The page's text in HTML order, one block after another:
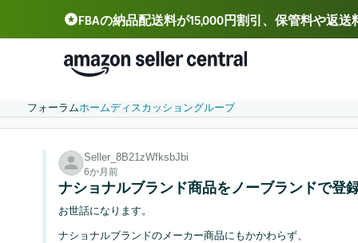
FBAの納品配送料が15,000円割引、保管料や返
中文 - CN Deutsch - DE
フォーラムホームディスカッショングループ
Seller_8B21zWfksbJbi
6か月前
ナショナルブランド商品をノーブランドで登
お世話になります。
ナショナルブランドのメーカー商品にもかかわらず、